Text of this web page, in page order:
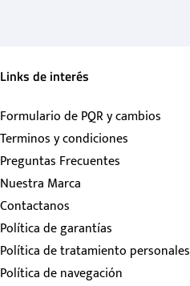
Links de interés
Formulario de PQR y cambios
Terminos y condiciones
Preguntas Frecuentes
Nuestra Marca
Contactanos
Política de garantías
Política de tratamiento personales
Política de navegación